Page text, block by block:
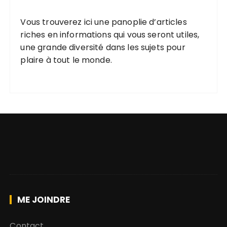
Vous trouverez ici une panoplie d’articles
riches en informations qui vous seront utiles,
une grande diversité dans les sujets pour
plaire à tout le monde.
ME JOINDRE